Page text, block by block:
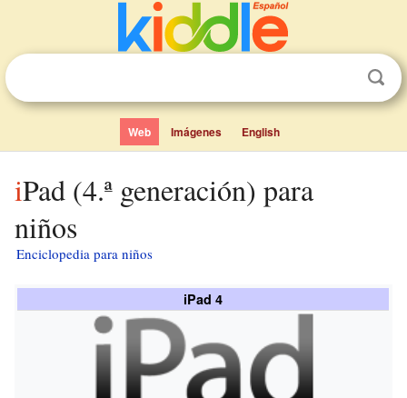
Web Imágenes English
iPad (4.ª generación) para
niños
Enciclopedia para niños
iPad 4